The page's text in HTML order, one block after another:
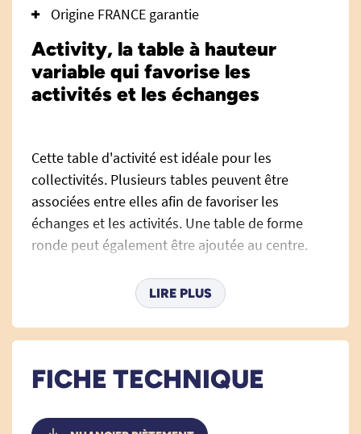
Origine FRANCE garantie
Activity, la table à hauteur
variable qui favorise les
activités et les échanges
Cette table d'activité est idéale pour les
collectivités. Plusieurs tables peuvent être
associées entre elles afin de favoriser les
échanges et les activités. Une table de forme
ronde peut également être ajoutée au centre.
La table Activity est facilement réglable en
hauteur grâce à l'assistance d'un ressort à gaz.
Le plateau est inclinable grâce à un système de
Cette table est dotée de 4 roulettes à frein.
Une baguette de rétention est située sur le
LIRE PLUS
FICHE TECHNIQUE